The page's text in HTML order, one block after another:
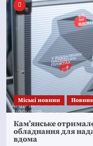
Mіські новини
Кам’янське
обладнання для
вдома